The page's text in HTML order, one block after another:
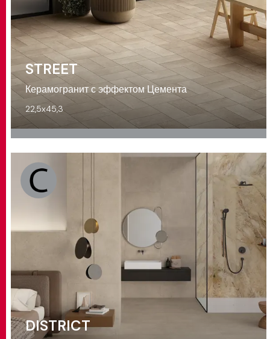
STREET
Керамогранит с эффектом Цемента
22,5x45,3
DISTRICT